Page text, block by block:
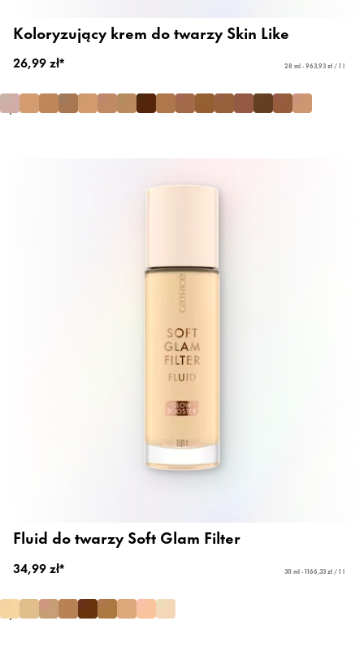
Koloryzujący krem do twarzy Skin Like
26,99 zł* 28 ml - 963,93 zł / 1 l
Fluid do twarzy Soft Glam Filter
34,99 zł* 30 ml - 1166,33 zł / 1 l